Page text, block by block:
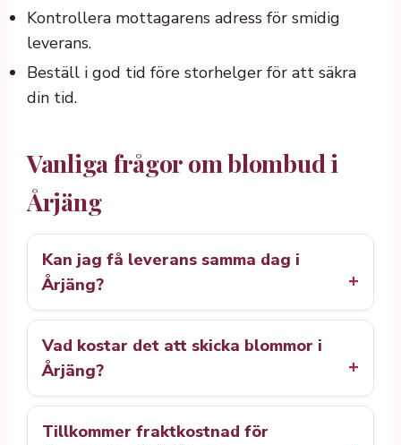
Kontrollera mottagarens adress för smidig
leverans.
Beställ i god tid före storhelger för att säkra
din tid.
Vanliga frågor om blombud i
Årjäng
Kan jag få leverans samma dag i
Årjäng?
Vad kostar det att skicka blommor i
Årjäng?
Tillkommer fraktkostnad för